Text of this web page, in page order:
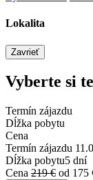
Lokalita
Zavrieť
Vyberte si
Termín zájazdu
Dĺžka pobytu
Cena
Termín zájazdu
Dĺžka pobytu5 dní
Cena 219 € od 175